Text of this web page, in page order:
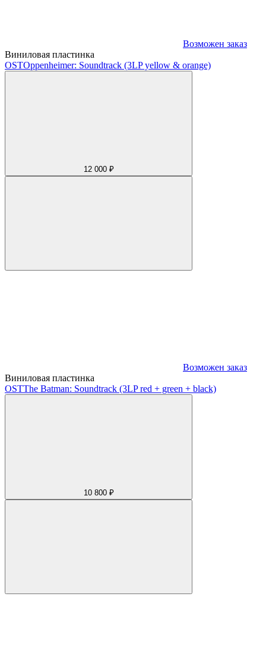
Возможен заказ
Виниловая пластинка
OSTOppenheimer: Soundtrack (3LP yellow & orange)
12 000 ₽
Возможен заказ
Виниловая пластинка
OSTThe Batman: Soundtrack (3LP red + green + black)
10 800 ₽